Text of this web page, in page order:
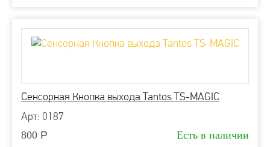
Сенсорная Кнопка выхода Tantos TS-MAGIC
Арт: 0187
800 Р Есть в наличии